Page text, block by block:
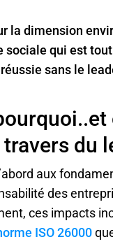
la dimension
sociale qui est
sans le
travers du
aux
des
ces impacts
ISO 26000